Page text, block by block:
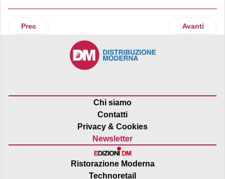
Articolo precedente: Bofrost arricchisce le sue pizze con
Prec Articolo
Avanti
Chi siamo
Contatti
Privacy & Cookies
Newsletter
Ristorazione Moderna
Technoretail